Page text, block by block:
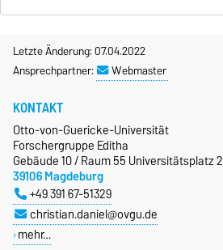
Letzte Änderung: 07.04.2022
Ansprechpartner:
Webmaster
KONTAKT
Otto-von-Guericke-Universität
Forschergruppe Editha
Gebäude 10 / Raum 55 Universitätsplatz 2
39106 Magdeburg
+49 391 67-51329
christian.daniel@ovgu.de
mehr…